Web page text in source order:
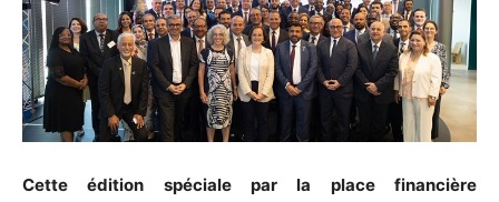
Cette édition spéciale par la place financière